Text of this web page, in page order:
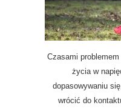
Czasami
życia w
dopasowywaniu
wrócić do